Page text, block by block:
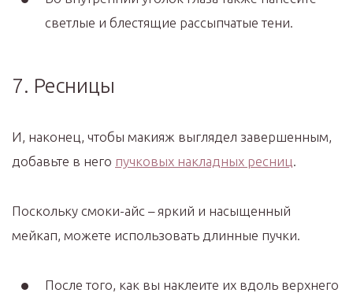
светлые и блестящие рассыпчатые тени.
7. Ресницы
И, наконец, чтобы макияж выглядел завершенным,
добавьте в него пучковых накладных ресниц
Поскольку смоки-айс – яркий и насыщенный
мейкап, можете использовать длинные пучки.
После того, как вы наклеите их вдоль верхнего